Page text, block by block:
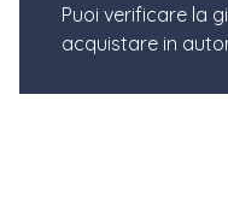
Puoi verificare la
acquistare in